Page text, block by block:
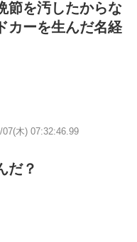
節を汚したからな
カーを生んだ名経
07(木) 07:32:46.99
だ？